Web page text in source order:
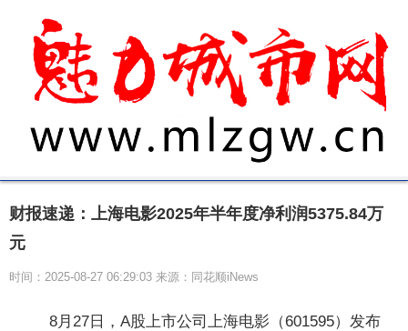
财报速递：上海电影2025年半年度净利润5375.84万
元
时间：2025-08-27 06:29:03 来源：同花顺iNews
8月27日，A股上市公司上海电影（601595）发布